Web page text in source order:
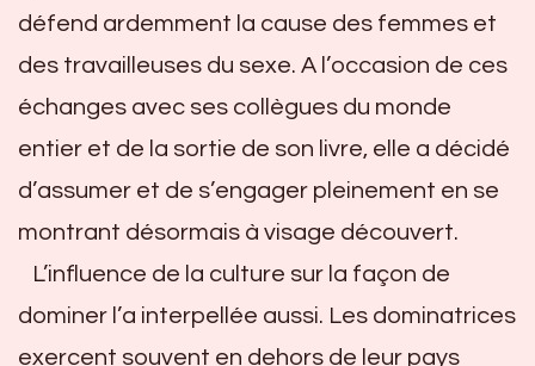
défend ardemment la cause des femmes et
des travailleuses du sexe. A l’occasion de ces
échanges avec ses collègues du monde
entier et de la sortie de son livre, elle a décidé
d’assumer et de s’engager pleinement en se
montrant désormais à visage découvert.
L’influence de la culture sur la façon de
dominer l’a interpellée aussi. Les dominatrices
exercent souvent en dehors de leur pays